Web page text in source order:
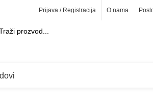
Prijava / Registracija O nama